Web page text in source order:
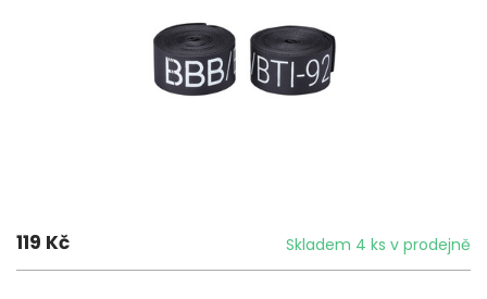
119 Kč Skladem 4 ks v prodejně